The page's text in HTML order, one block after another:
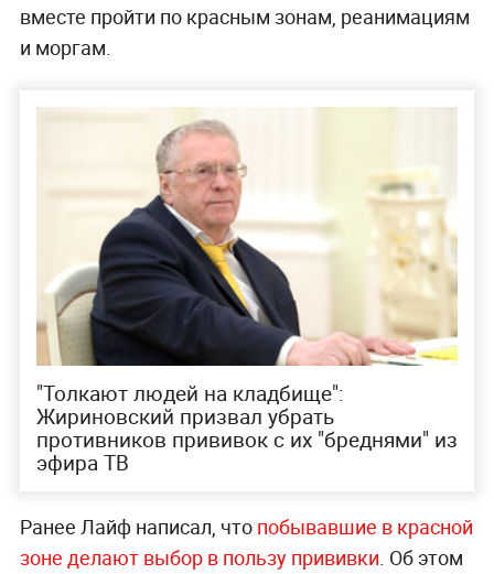
вместе пройти по красным зонам, реанимациям
и моргам.
"Толкают людей на кладбище":
Жириновский призвал убрать
противников прививок с их "бреднями" из
эфира ТВ
Ранее Лайф написал, что побывавшие в красной
зоне делают выбор в пользу прививки. Об этом